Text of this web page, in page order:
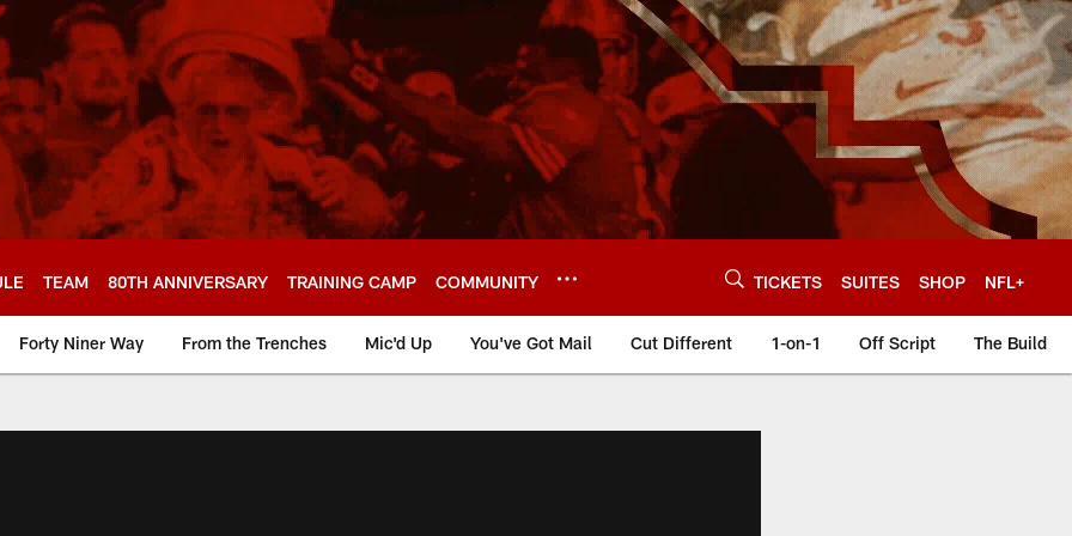
TEAM 80TH ANNIVERSARY TRAINING CAMP COMMUNITY TICKETS SUITES SHOP NFL+
Forty Niner Way From the Trenches Mic'd Up You've Got Mail Cut Different 1-on-1 Off Script The Build